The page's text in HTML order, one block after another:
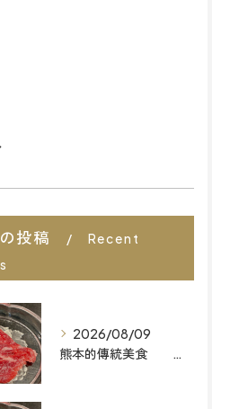
投稿
Recent
2026/08/09
熊本的傳統美食 想找福岡最棒的餐廳嗎？來「MAIZURU KITCHEN」品嚐道地且無添加的「Omakase」料理吧